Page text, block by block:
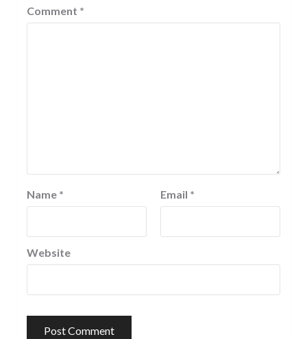
Comment *
Name * Email *
Website